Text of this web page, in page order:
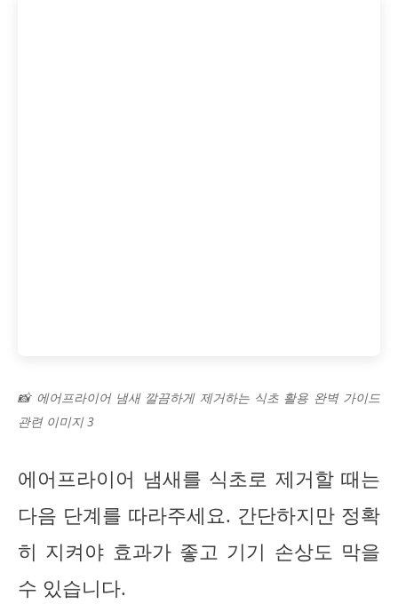
📸 에어프라이어 냄새 깔끔하게 제거하는 식초 활용 완벽 가이드
관련 이미지 3
에어프라이어 냄새를 식초로 제거할 때는
다음 단계를 따라주세요. 간단하지만 정확
히 지켜야 효과가 좋고 기기 손상도 막을
수 있습니다.